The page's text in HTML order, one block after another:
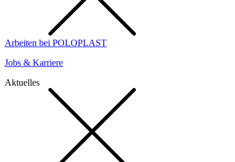
Arbeiten bei POLOPLAST
Jobs & Karriere
Aktuelles